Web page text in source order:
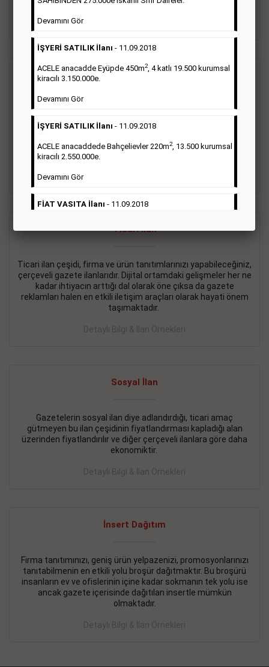
Detaylı Bilgi & İlan Örnekleri
Vasıta İlanı
Sarı sayfa ilanlar alım- satım, duyuru, mini reklam şeklinde
ifade edilebilen ilanlardır. Gazetelerin tirajını önemli ölçüde
etkilerler ve gazete gelirlerinin de önemli bir bölümünü
oluştururlar.Sabah sarı sayfa eleman ilanlarında 6 kelime
sayısı şartı aranmamaktadır.
Detaylı Bilgi & İlan Örnekleri
Ticari İlan
Ticari ilan çeşidi, firma ve ürün tanıtımlarınızı yapabileceğiniz,
çerçeveli gazete ilanlarıdır. Dijital ortamdaki gelişmeler her ne
kadar ihtiyacın arttığı dal olarak öne çıksa da gazete
reklamları halen en etkili iletişim araçları olarak hayati önem
taşımaktadır.
Detaylı Bilgi & İlan Örnekleri
Sosyal İlan
Gazetelerin sosyal ilan diye adlandırdığı, ticari amaç
gütmeyen bu ilan çeşidinin fiyatlandırması kapladığı alan
üzerinden fiyatlandırılır ve diğer çerçeveli ilanlara göre daha
ekonomiktir.
Detaylı Bilgi & İlan Örnekleri
İnsert Dağıtım
Firma tanıtımınızı, geniş ürün yelpazenizi, promosyonlarınızı
tanıtabilmenin en etkili yolu broşür dağıtmaktır. Bu broşürü
insanların ev ve ofislerinin içine kadar sokmanın tek yolu ise
ancak gazete içerisinde dağıtılan insertle mümkün
olmaktadır.
Detaylı Bilgi & İlan Örnekleri
Devamını Gör
İŞYERİ SATILIK İlanı - 11.09.2018
ACELE anacadde Eyüpde 450m2, 4 katlı 19.500 kurumsal
kiracılı 3.150.000e.
Devamını Gör
İŞYERİ SATILIK İlanı - 11.09.2018
ACELE anacaddede Bahçelievler 220m2, 13.500 kurumsal
kiracılı 2.550.000e.
Devamını Gör
FİAT VASITA İlanı - 11.09.2018
2.800.000e kurumsal mağaza.
BAKIRKÖY SATILIK İlanı- 11.09.2018
KARTALTEPEde kelepir 2+ 1 satılık daire
İŞYERİ KİRALIK İlanı - 11.09.2018
BEYLİKDÜZÜ Kavaklıda 4 katlı bina
DEVREMÜLK KİRALIK İlanı- 11.09.2018
SİNYE Tekstile Şoförlüğü olan 35 yaşını aşmamış, Depo
elemanı alınacaktır. Osmanbey, Şişli